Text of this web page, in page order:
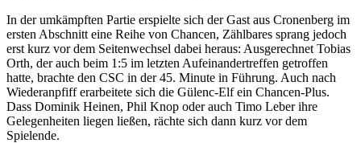
In der umkämpften Partie erspielte sich der Gast aus Cronenberg im
ersten Abschnitt eine Reihe von Chancen, Zählbares sprang jedoch
erst kurz vor dem Seitenwechsel dabei heraus: Ausgerechnet Tobias
Orth, der auch beim 1:5 im letzten Aufeinandertreffen getroffen
hatte, brachte den CSC in der 45. Minute in Führung. Auch nach
Wiederanpfiff erarbeitete sich die Gülenc-Elf ein Chancen-Plus.
Dass Dominik Heinen, Phil Knop oder auch Timo Leber ihre
Gelegenheiten liegen ließen, rächte sich dann kurz vor dem
Spielende.